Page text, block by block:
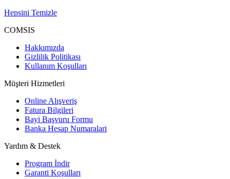
Hepsini Temizle
COMSIS
Hakkımızda
Gizlilik Politikası
Kullanım Koşulları
Müşteri Hizmetleri
Online Alışveriş
Fatura Bilgileri
Bayi Başvuru Formu
Banka Hesap Numaralari
Yardım & Destek
Program İndir
Garanti Koşulları